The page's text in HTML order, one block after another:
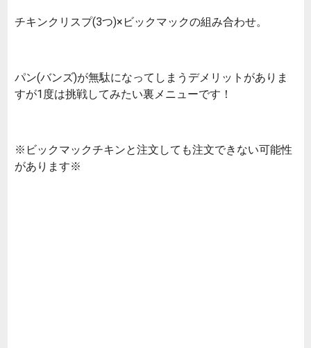
チキンクリスプ(3つ)×ビックマックの組み合わせ。
パン(バンズ)が無駄になってしまうデメリットがありま
すが1度は挑戦してみたい裏メニューです！
※ビックマックチキンと注文しても注文できない可能性
があります※